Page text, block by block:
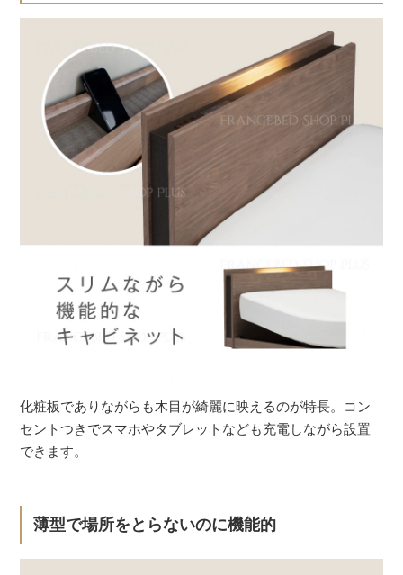
化粧板でありながらも木目が綺麗に映えるのが特長。コン
セントつきでスマホやタブレットなども充電しながら設置
できます。
薄型で場所をとらないのに機能的